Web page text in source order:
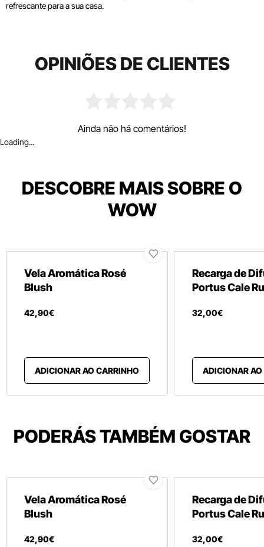
refrescante para a sua casa.
OPINIÕES DE CLIENTES
Ainda não há comentários!
Loading...
DESCOBRE MAIS SOBRE O
WOW
Vela Aromática Rosé
Blush
42,90€
ADICIONAR AO CARRINHO
Recarga de
Portus Cale
32,00€
ADICIONAR
PODERÁS TAMBÉM GOSTAR
Vela Aromática Rosé
Blush
42,90€
Recarga de
Portus Cale
32,00€